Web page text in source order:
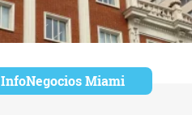
InfoNegocios Miami